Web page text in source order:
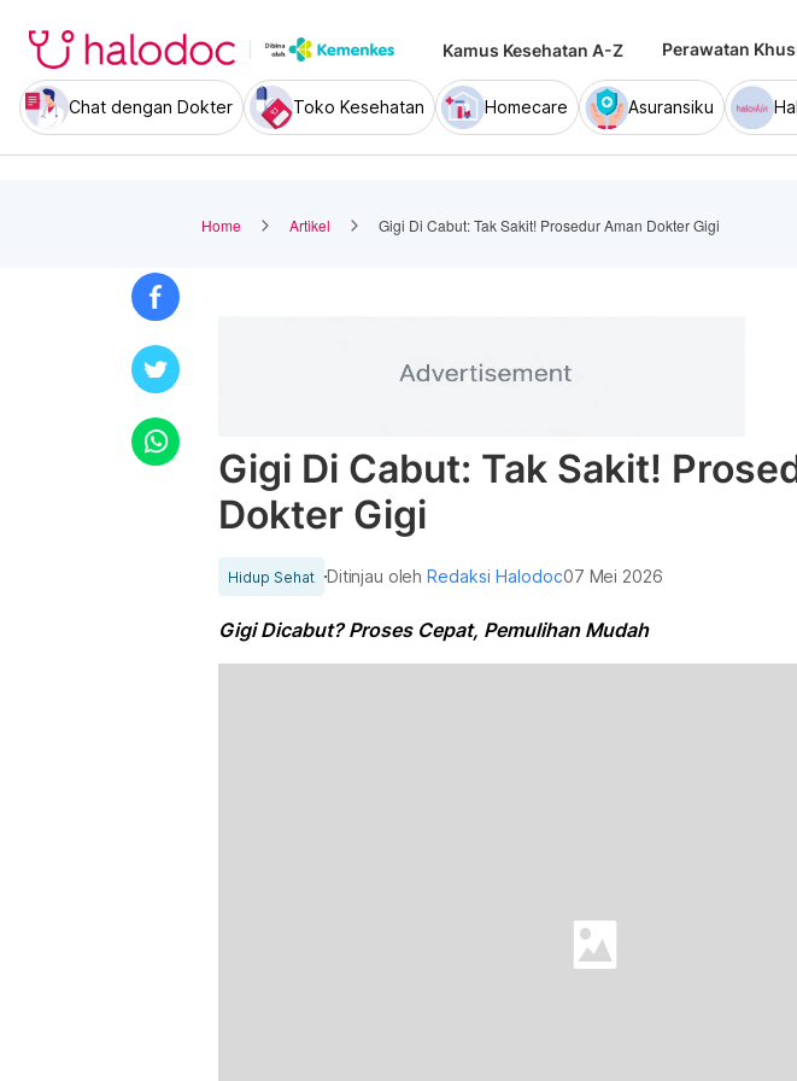
Kamus Kesehatan A-Z Perawatan
Chat dengan Dokter Toko Kesehatan Homecare Asuransiku
Home Artikel Gigi Di Cabut: Tak Sakit! Prosedur Aman Dokter Gigi
Gigi Di Cabut: Tak Sakit!
Dokter Gigi
Hidup Sehat Ditinjau olehRedaksi Halodoc07 Mei 2026
Gigi Dicabut? Proses Cepat, Pemulihan Mudah